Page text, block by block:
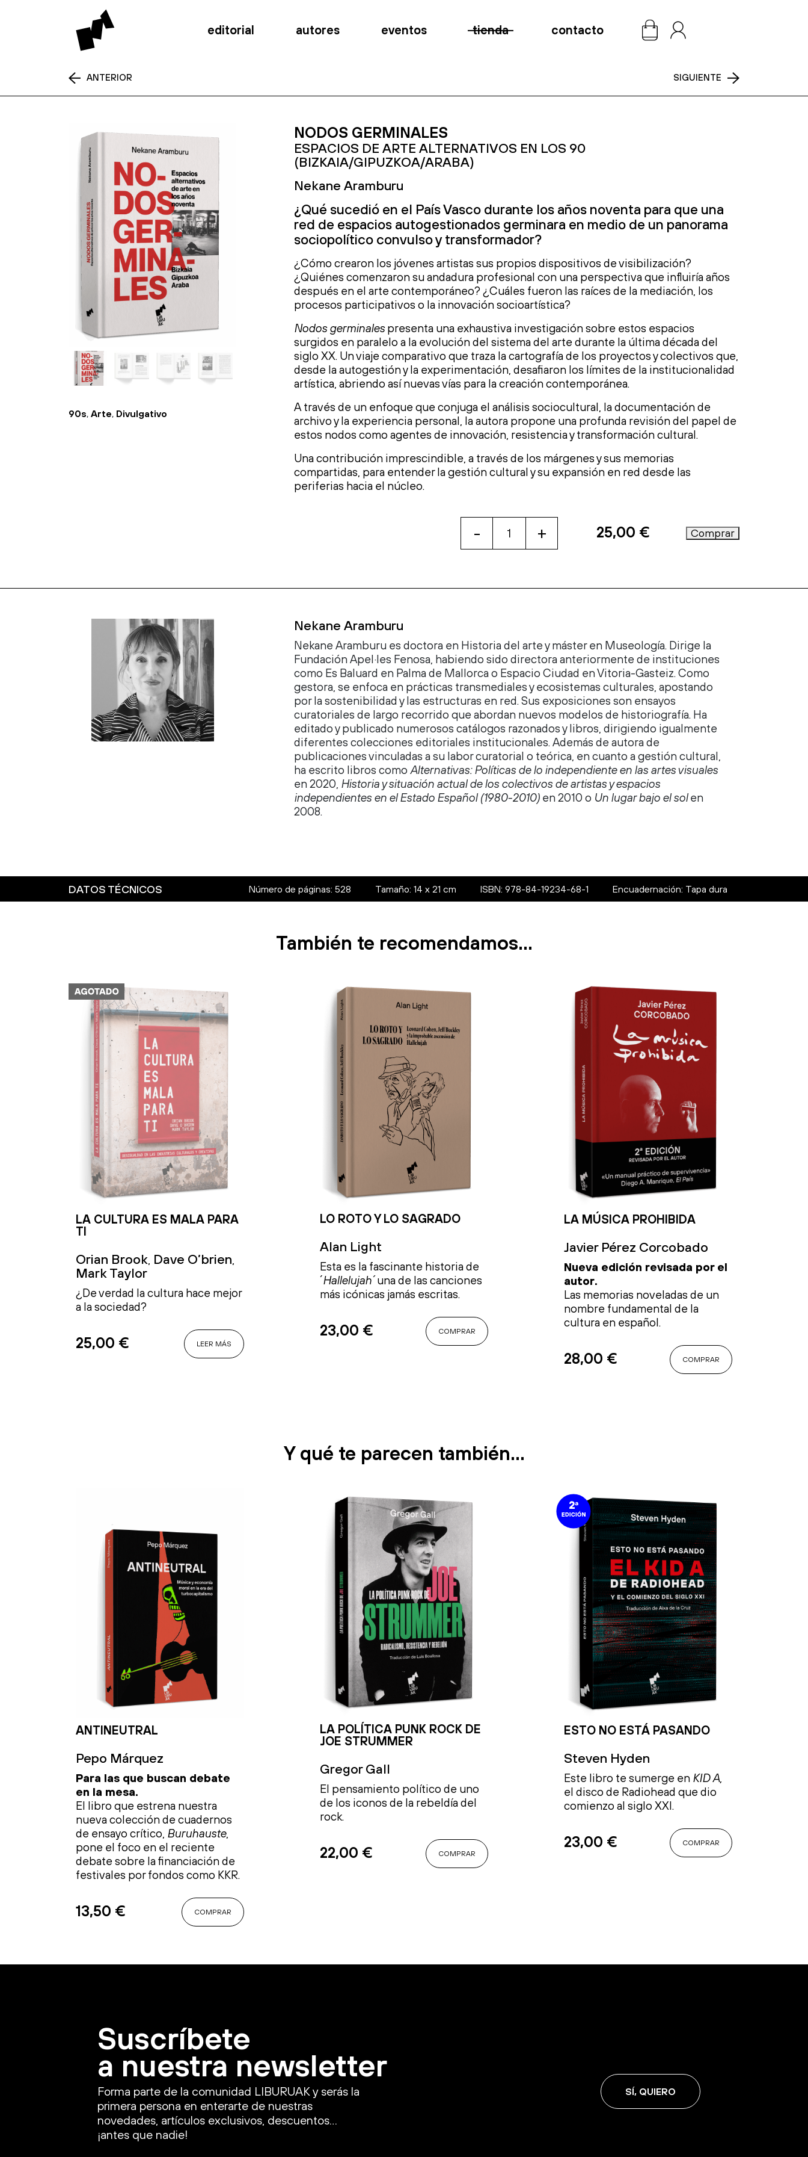
editorial autores eventos tienda contacto
ANTERIOR SIGUIENTE
90s, Arte, Divulgativo
NODOS GERMINALES
ESPACIOS DE ARTE ALTERNATIVOS EN LOS 90
(BIZKAIA/GIPUZKOA/ARABA)
Nekane Aramburu
¿Qué sucedió en el País Vasco durante los años noventa para que una
red de espacios autogestionados germinara en medio de un panorama
sociopolítico convulso y transformador?
¿Cómo crearon los jóvenes artistas sus propios dispositivos de visibilización?
¿Quiénes comenzaron su andadura profesional con una perspectiva que influiría años
después en el arte contemporáneo? ¿Cuáles fueron las raíces de la mediación, los
procesos participativos o la innovación socioartística?
Nodos germinalespresenta una exhaustiva investigación sobre estos espacios
surgidos en paralelo a la evolución del sistema del arte durante la última década del
siglo XX. Un viaje comparativo que traza la cartografía de los proyectos y colectivos que,
desde la autogestión y la experimentación, desafiaron los límites de la institucionalidad
artística, abriendo así nuevas vías para la creación contemporánea.
A través de un enfoque que conjuga el análisis sociocultural, la documentación de
archivo y la experiencia personal, la autora propone una profunda revisión del papel de
estos nodos como agentes de innovación, resistencia y transformación cultural.
Una contribución imprescindible, a través de los márgenes y sus memorias
compartidas, para entender la gestión cultural y su expansión en red desde las
periferias hacia el núcleo.
NODOS
GERMINALES
- + 25,00 € Comprar
Nekane Aramburu
Nekane Aramburu es doctora en Historia del arte y máster en Museología. Dirige la
Fundación Apel·les Fenosa, habiendo sido directora anteriormente de instituciones
como Es Baluard en Palma de Mallorca o Espacio Ciudad en Vitoria-Gasteiz. Como
gestora, se enfoca en prácticas transmediales y ecosistemas culturales, apostando
por la sostenibilidad y las estructuras en red. Sus exposiciones son ensayos
curatoriales de largo recorrido que abordan nuevos modelos de historiografía. Ha
editado y publicado numerosos catálogos razonados y libros, dirigiendo igualmente
diferentes colecciones editoriales institucionales. Además de autora de
publicaciones vinculadas a su labor curatorial o teórica, en cuanto a gestión cultural,
ha escrito libros como Alternativas: Políticas de lo independiente en las artes visuales
en 2020, Historia y situación actual de los colectivos de artistas y espacios
independientes en el Estado Español (1980-2010) en 2010 o Un lugar bajo el solen
2008.
DATOS TÉCNICOS Número de páginas: 528 Tamaño: 14 x 21 cm ISBN: 978-84-19234-68-1 Encuadernación: Tapa dura
También te recomendamos…
LA CULTURA ES MALA PARA
TI
Orian Brook Dave O’brien
Mark Taylor
¿De verdad la cultura hace mejor
a la sociedad?
25,00 € LEER MÁS
LO ROTO Y LO SAGRADO
Alan Light
Esta es la fascinante historia de
´Hallelujah´una de las canciones
más icónicas jamás escritas.
23,00 € COMPRAR
LA MÚSICA PROHIBIDA
Javier Pérez Corcobado
Nueva edición revisada por el
autor.
Las memorias noveladas de un
nombre fundamental de la
cultura en español.
28,00 € COMPRAR
Y qué te parecen también…
ANTINEUTRAL
Pepo Márquez
Para las que buscan debate
en la mesa.
El libro que estrena nuestra
nueva colección de cuadernos
de ensayo crítico, Buruhauste,
pone el foco en el reciente
debate sobre la financiación de
festivales por fondos como KKR.
13,50 € COMPRAR
LA POLÍTICA PUNK ROCK DE
JOE STRUMMER
Gregor Gall
El pensamiento político de uno
de los iconos de la rebeldía del
rock.
22,00 € COMPRAR
ESTO NO ESTÁ PASANDO
Steven Hyden
Este libro te sumerge en KID A,
el disco de Radiohead que dio
comienzo al siglo XXI.
23,00 € COMPRAR
Suscríbete
a nuestra newsletter
Forma parte de la comunidad LIBURUAK y serás la
primera persona en enterarte de nuestras
novedades, artículos exclusivos, descuentos…
¡antes que nadie!
SÍ, QUIERO